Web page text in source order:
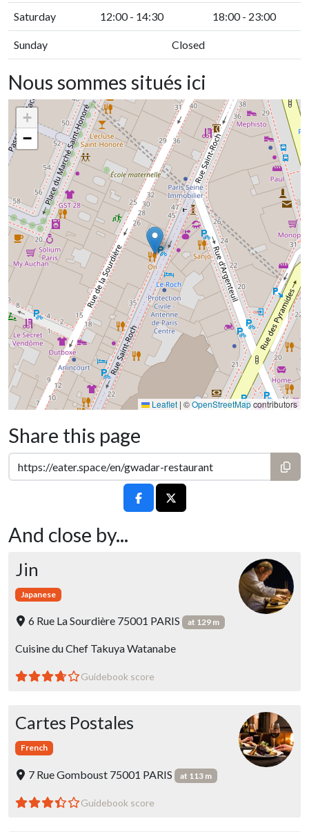
Saturday 12:00 - 14:30 18:00 - 23:00
Sunday Closed
Nous sommes situés ici
+
−
Leaflet | ©OpenStreetMapcontributors
Share this page
And close by...
Jin
Japanese
6 Rue La Sourdière 75001 PARIS at 129 m
Cuisine du Chef Takuya Watanabe
Guidebook score
Cartes Postales
French
7 Rue Gomboust 75001 PARIS at 113 m
Guidebook score